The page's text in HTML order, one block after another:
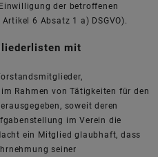
der betroffenen
6 Absatz 1 a) DSGVO).
mit
Rahmen von Tätigkeiten für den
soweit deren
im Verein die
ein Mitglied glaubhaft, dass
seiner